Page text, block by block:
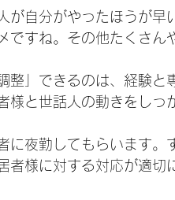
自分がやったほうが早
すね。その他たくさん
」できるのは、経験と
と世話人の動きをしっ
夜勤してもらいます。
様に対する対応が適切